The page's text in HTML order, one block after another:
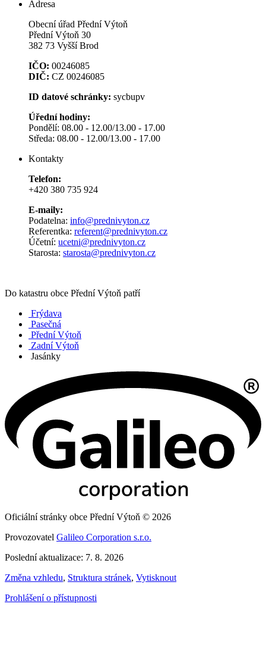
Adresa
Obecní úřad Přední Výtoň
Přední Výtoň 30
382 73 Vyšší Brod
IČO: 00246085
DIČ: CZ 00246085
ID datové schránky: sycbupv
Úřední hodiny:
Pondělí: 08.00 - 12.00/13.00 - 17.00
Středa: 08.00 - 12.00/13.00 - 17.00
Kontakty
Telefon:
+420 380 735 924
E-maily:
Podatelna: info@prednivyton.cz
Referentka: referent@prednivyton.cz
Účetní: ucetni@prednivyton.cz
Starosta: starosta@prednivyton.cz
Do katastru obce Přední Výtoň patří
Frýdava
Pasečná
Přední Výtoň
Zadní Výtoň
Jasánky
Oficiální stránky obce Přední Výtoň © 2026
Provozovatel Galileo Corporation s.r.o.
Poslední aktualizace: 7. 8. 2026
Změna vzhledu, Struktura stránek, Vytisknout
Prohlášení o přístupnosti